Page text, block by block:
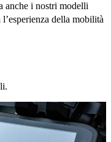
anche i nostri modelli
della mobilità